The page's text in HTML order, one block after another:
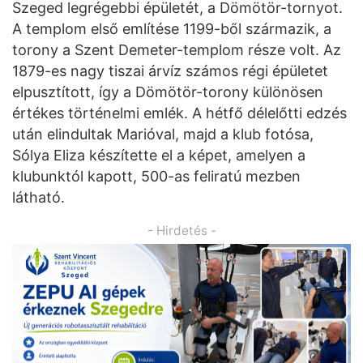
Szeged legrégebbi épületét, a Dömötör-tornyot.
A templom első említése 1199-ből származik, a
torony a Szent Demeter-templom része volt. Az
1879-es nagy tiszai árvíz számos régi épületet
elpusztított, így a Dömötör-torony különösen
értékes történelmi emlék. A hétfő délelőtti edzés
után elindultak Marióval, majd a klub fotósa,
Sólya Eliza készítette el a képet, amelyen a
klubunktól kapott, 500-as feliratú mezben
látható.
- Hirdetés -